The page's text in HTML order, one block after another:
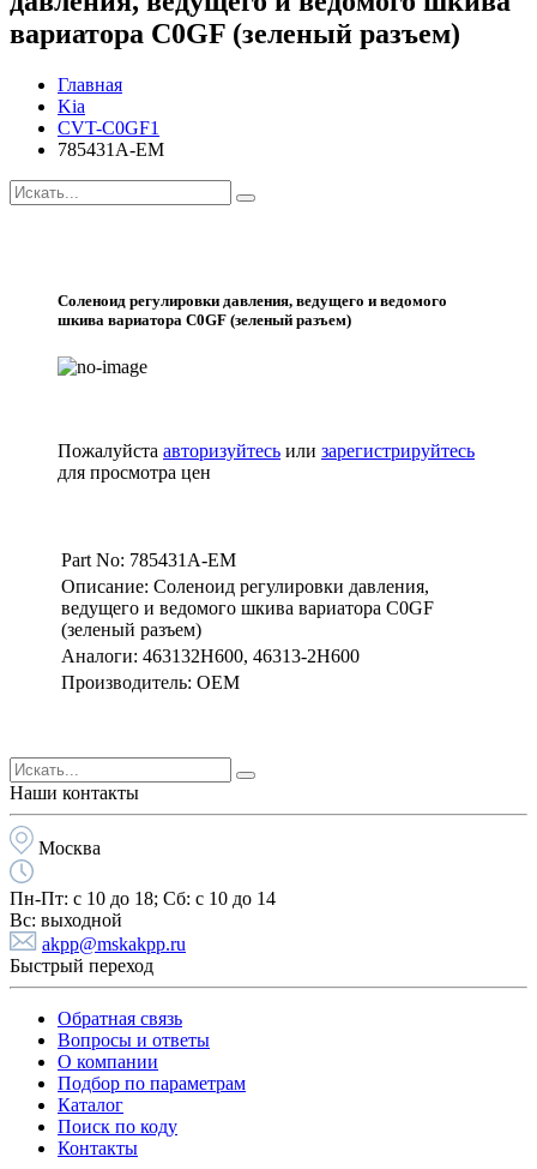
вариатора C0GF (зеленый разъем)
Главная
Kia
CVT-C0GF1
785431A-EM
Соленоид регулировки давления, ведущего и ведомого
шкива вариатора C0GF (зеленый разъем)
Пожалуйста авторизуйтесь или зарегистрируйтесь
для просмотра цен
Part No: 785431A-EM
Описание: Соленоид регулировки давления,
ведущего и ведомого шкива вариатора C0GF
(зеленый разъем)
Аналоги: 463132H600, 46313-2H600
Производитель: OEM
Наши контакты
Москва
Пн-Пт: с 10 до 18; Cб: с 10 до 14
Вс: выходной
akpp@mskakpp.ru
Быстрый переход
Обратная связь
Вопросы и ответы
О компании
Подбор по параметрам
Каталог
Поиск по коду
Контакты